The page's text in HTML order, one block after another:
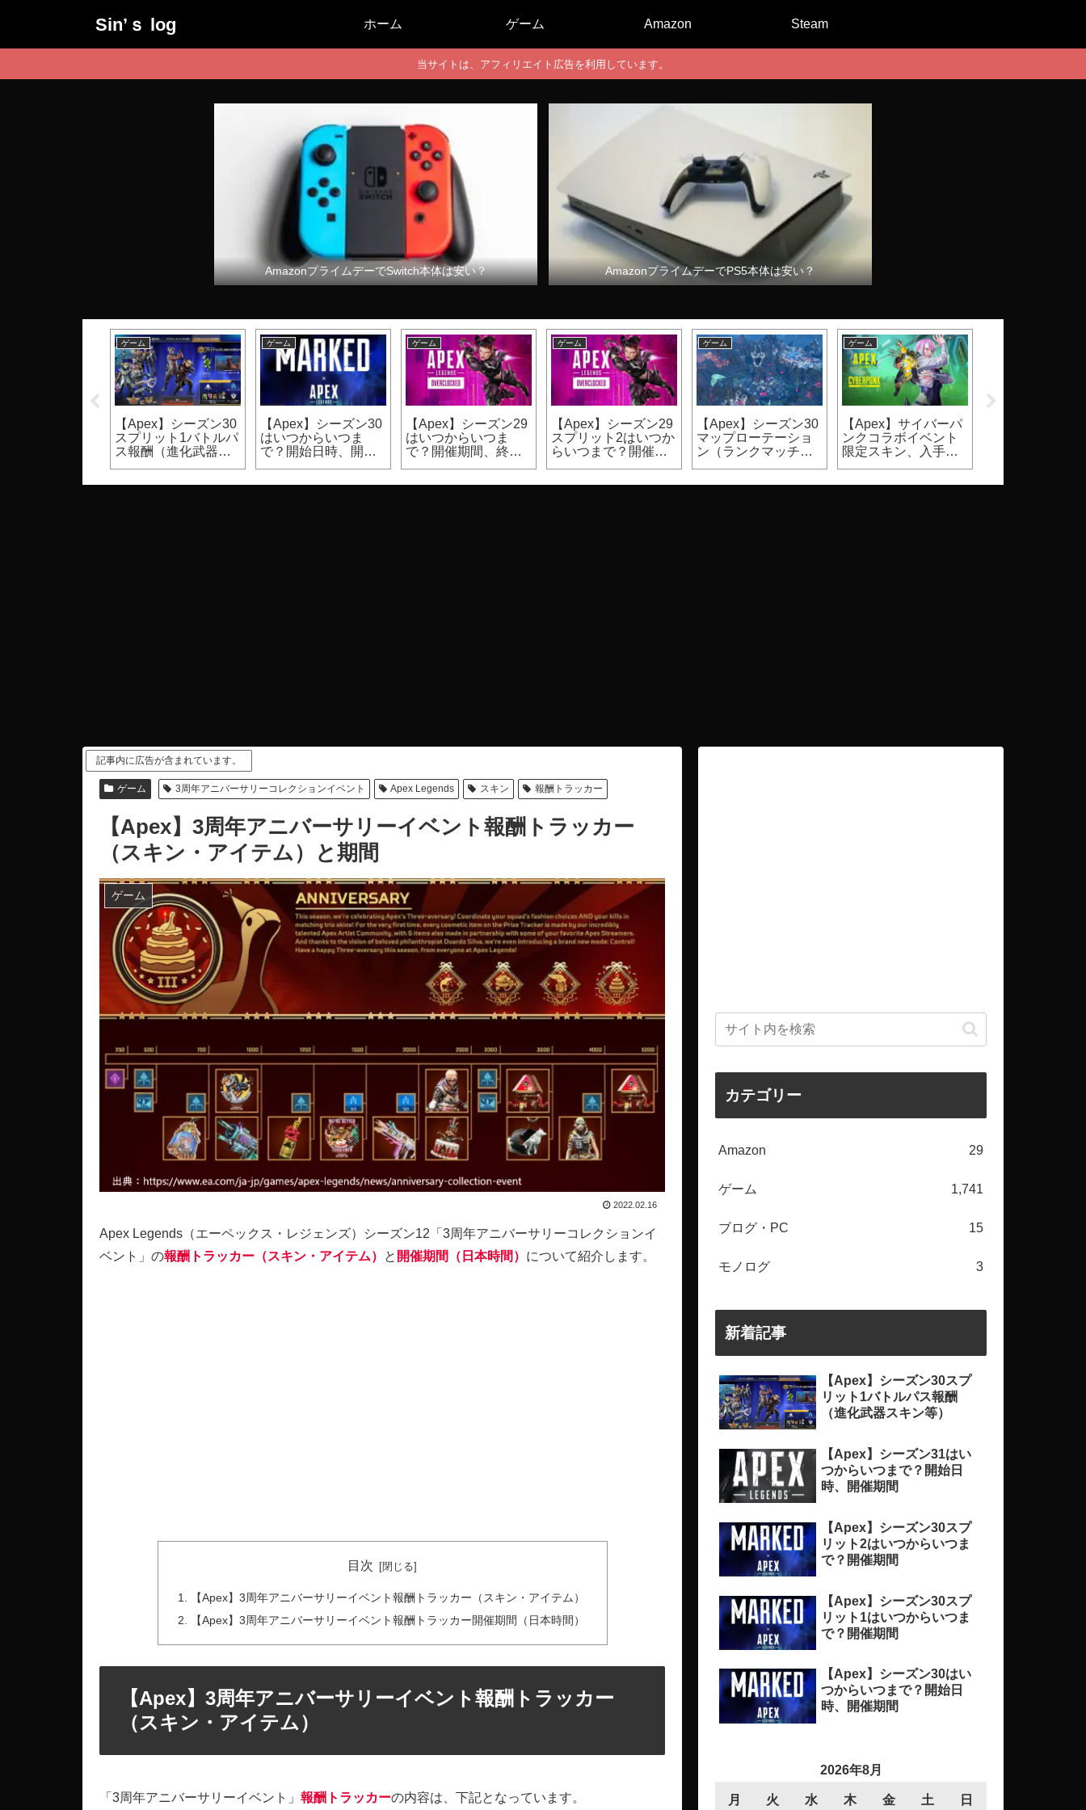
Sin’ｓ log ホーム ゲーム Amazon Steam
当サイトは、アフィリエイト広告を利用しています。
AmazonプライムデーでSwitch本体は安い？ AmazonプライムデーでPS5本体は安い？
ゲーム
【Apex】シーズン30
スプリット1バトルパ
ス報酬（進化武器ス
ゲーム
【Apex】シーズン30
はいつからいつま
で？開始日時、開催
ゲーム
【Apex】シーズン29
はいつからいつま
で？開催期間、終了
ゲーム
【Apex】シーズン29
スプリット2はいつか
らいつまで？開催期
ゲーム
【Apex】シーズン30
マップローテーショ
ン（ランクマッチ、
ゲーム
【Apex】サイバーパ
ンクコラボイベント
限定スキン、入手方
記事内に広告が含まれています。
ゲーム 3周年アニバーサリーコレクションイベント Apex Legends スキン 報酬トラッカー
【Apex】3周年アニバーサリーイベント報酬トラッカー
（スキン・アイテム）と期間
ゲーム
2022.02.16
Apex Legends（エーペックス・レジェンズ）シーズン12「3周年アニバーサリーコレクションイ
ベント」の報酬トラッカー（スキン・アイテム） と 開催期間（日本時間） について紹介します。
目次
【Apex】3周年アニバーサリーイベント報酬トラッカー（スキン・アイテム）
【Apex】3周年アニバーサリーイベント報酬トラッカー開催期間（日本時間）
【Apex】3周年アニバーサリーイベント報酬トラッカー
（スキン・アイテム）
「3周年アニバーサリーイベント」 報酬トラッカーの内容は、下記となっています。
カテゴリー
Amazon 29
ゲーム 1,741
ブログ・PC 15
モノログ 3
新着記事
【Apex】シーズン30スプ
リット1バトルパス報酬
（進化武器スキン等）
【Apex】シーズン31はい
つからいつまで？開始日
時、開催期間
【Apex】シーズン30スプ
リット2はいつからいつま
で？開催期間
【Apex】シーズン30スプ
リット1はいつからいつま
で？開催期間
【Apex】シーズン30はい
つからいつまで？開始日
時、開催期間
2026年8月
月 火 水 木 金 土 日